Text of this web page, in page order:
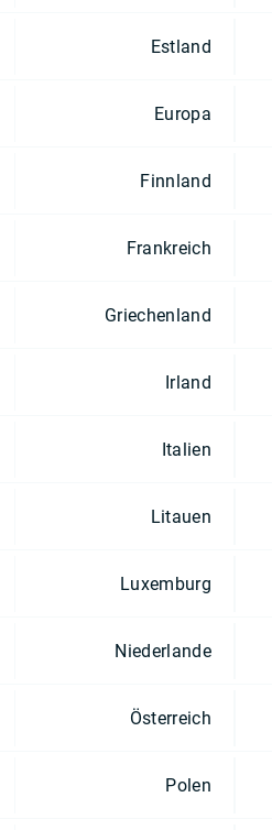
Estland
Europa
Finnland
Frankreich
Griechenland
Irland
Italien
Litauen
Luxemburg
Niederlande
Österreich
Polen